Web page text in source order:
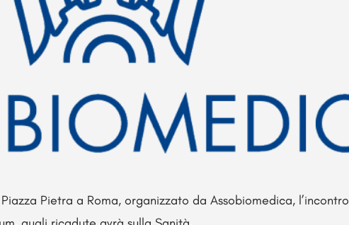
Pietra a Roma, organizzato da Assobiomedica, l’incontro